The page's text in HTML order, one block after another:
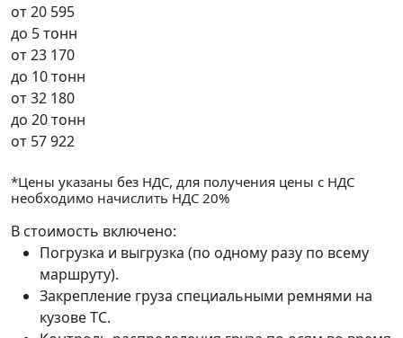
от20 595
до 5 тонн
от23 170
до 10 тонн
от32 180
до 20 тонн
от 57 922
*Цены указаны без НДС, для получения цены с НДС
необходимо начислить НДС 20%
В стоимость включено:
Погрузка и выгрузка (по одному разу по всему
маршруту).
Закрепление груза специальными ремнями на
кузове ТС.